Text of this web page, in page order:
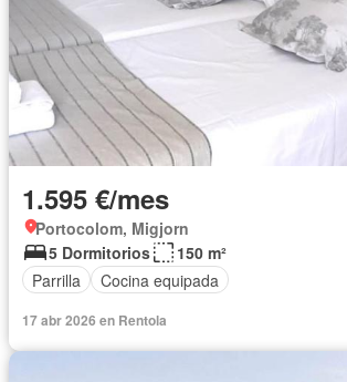
1.595 €/mes
Portocolom, Migjorn
5 Dormitorios
150 m²
Parrilla
Cocina equipada
17 abr 2026 en Rentola